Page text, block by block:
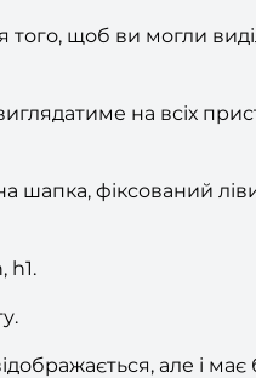
щоб ви могли
на всіх
шапка, фіксований
h1.
але і має